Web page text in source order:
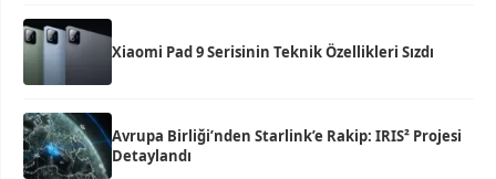
Xiaomi Pad 9 Serisinin Teknik Özellikleri Sızdı
Avrupa Birliği’nden Starlink’e Rakip: IRIS² Projesi
Detaylandı